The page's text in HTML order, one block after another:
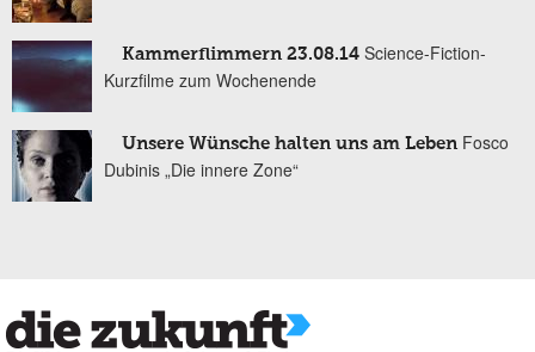
Kammerflimmern 23.08.14 Science-Fiction-
Kurzfilme zum Wochenende
Unsere Wünsche halten uns am Leben Fosco
Dubinis „Die innere Zone“